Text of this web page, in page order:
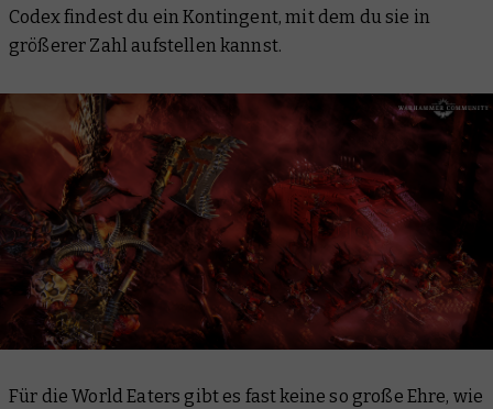
Codex findest du ein Kontingent, mit dem du sie in
größerer Zahl aufstellen kannst.
Für die World Eaters gibt es fast keine so große Ehre, wie